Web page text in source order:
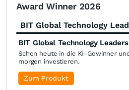
Award Winner 2026
BIT Global Technology
BIT Global Technology
Schon heute in die KI-Gewinner
morgen investieren.
Zum Produkt